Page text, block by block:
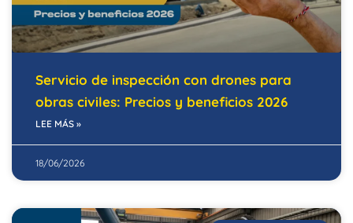
Servicio de inspección con drones para
obras civiles: Precios y beneficios 2026
LEE MÁS »
18/06/2026